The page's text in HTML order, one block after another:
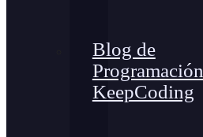
Blog de
Programación
KeepCoding